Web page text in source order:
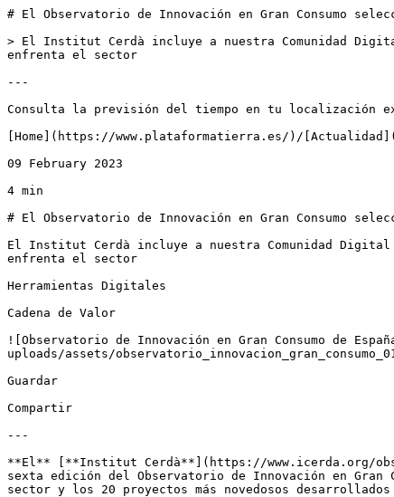
# El Observatorio de Innovación en Gran Consumo
> El Institut Cerdà incluye a nuestra Comunidad
enfrenta el sector
---
Consulta la previsión del tiempo en tu localización
[Home](https://www.plataformatierra.es/)/
09 February 2023
4 min
# El Observatorio de Innovación en Gran Consumo
El Institut Cerdà incluye a nuestra Comunidad
enfrenta el sector
Herramientas Digitales
Cadena de Valor
![Observatorio de Innovación en Gran Consumo de
uploads/assets/
Guardar
Compartir
---
**El** [**Institut Cerdà**](https://www.icerda.org/
sexta edición del Observatorio de Innovación en
sector y los 20 proyectos más novedosos